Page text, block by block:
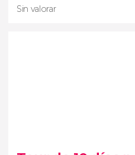
Sin valorar